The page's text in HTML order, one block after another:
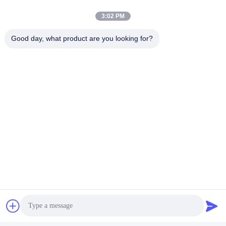
3:02 PM
Good day, what product are you looking for?